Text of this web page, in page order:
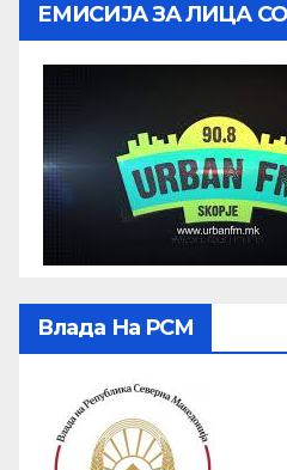
ЕМИСИЈА ЗА ЛИЦА
Влада На РСМ